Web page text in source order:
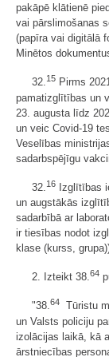
pakāpē klātienē
vai pārslimošanas
(papīra vai digitālā
Minētos
32.15 Pirms
pamatizglītības un
23. augusta līdz
un veic Covid-19
Veselības
sadarbspējīgu
32. 16
Izglītības
un augstākās
sadarbībā ar
ir tiesības nodot
klase (kurss,
2. Izteikt 38.64
"38.64
Tūristu
un Valsts policiju
izolācijas laikā, kā
ārstniecības